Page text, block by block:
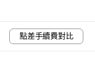
點差手續費對比